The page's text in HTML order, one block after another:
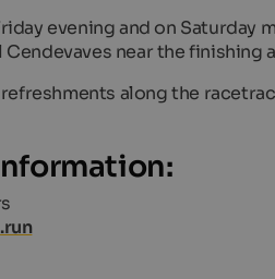
evening and on Saturday
near the finishing
along the